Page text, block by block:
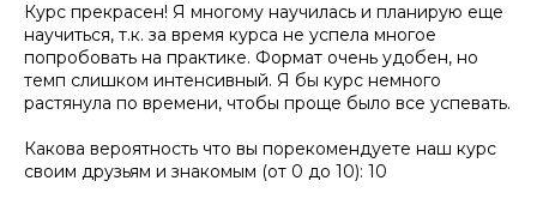
Курс прекрасен! Я многому научилась и планирую еще
научиться, т.к. за время курса не успела многое
попробовать на практике. Формат очень удобен, но
темп слишком интенсивный. Я бы курс немного
растянула по времени, чтобы проще было все успевать.
Какова вероятность что вы порекомендуете наш курс
своим друзьям и знакомым (от 0 до 10): 10